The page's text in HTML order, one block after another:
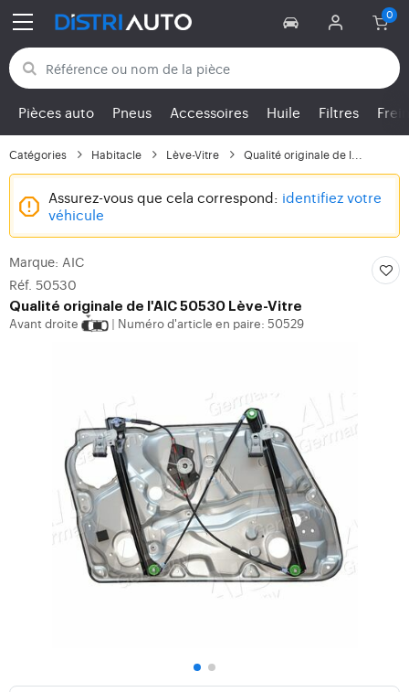
Retour aux catégories
Pièces auto Pneus Accessoires Huile Filtres
Catégories Habitacle Lève-Vitre Qualité originale de l...
Assurez-vous que cela correspond: identifiez votre
véhicule
Marque: AIC
Réf. 50530
Qualité originale de l'AIC 50530 Lève-Vitre
Avant droite Numéro d'article en paire: 50529